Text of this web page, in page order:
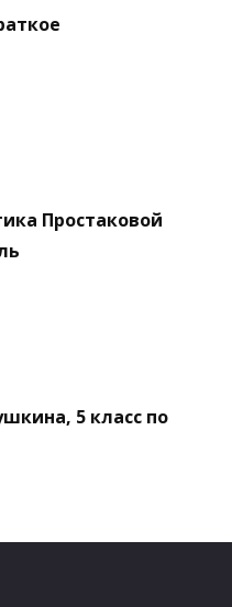
Простаковой
5 класс по